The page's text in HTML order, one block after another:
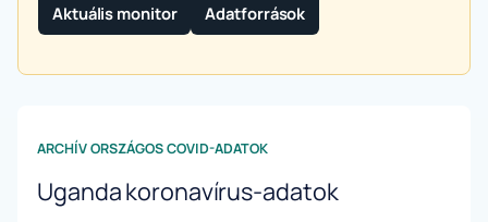
Aktuális monitor Adatforrások
ARCHÍV ORSZÁGOS COVID-ADATOK
Uganda koronavírus-adatok